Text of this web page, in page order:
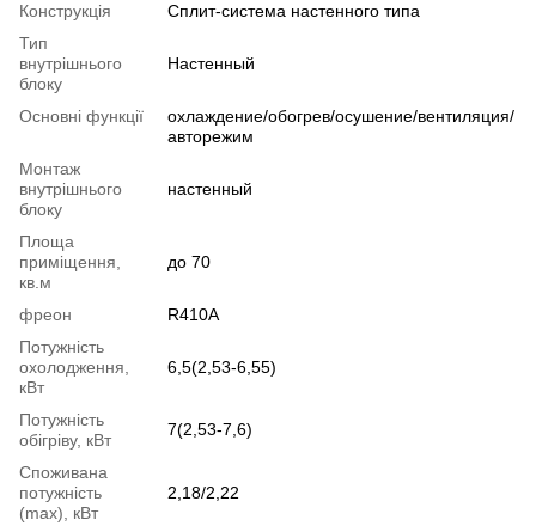
Конструкція
Cплит-система настенного типа
Тип
внутрішнього
блоку
Настенный
Основні функції
охлаждение/обогрев/осушение/вентиляция/
авторежим
Монтаж
внутрішнього
блоку
настенный
Площа
приміщення,
кв.м
до 70
фреон
R410A
Потужність
охолодження,
кВт
6,5(2,53-6,55)
Потужність
обігріву, кВт
7(2,53-7,6)
Споживана
потужність
(max), кВт
2,18/2,22